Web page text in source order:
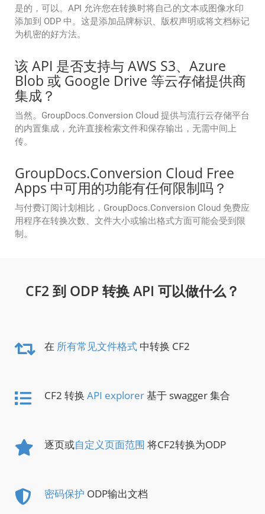
是的，可以。API 允许您在转换时将自己的文本或图像水印
添加到 ODP 中。这是添加品牌标识、版权声明或将文档标记
为机密的好方法。
该 API 是否支持与 AWS S3、Azure
Blob 或 Google Drive 等云存储提供商
集成？
当然。GroupDocs.Conversion Cloud 提供与流行云存储平台
的内置集成，允许直接检索文件和保存输出，无需中间上
传。
GroupDocs.Conversion Cloud Free
Apps 中可用的功能有任何限制吗？
与付费订阅计划相比，GroupDocs.Conversion Cloud 免费应
用程序在转换次数、文件大小或输出格式方面可能会受到限
制。
CF2 到 ODP 转换 API 可以做什么？
在 所有常见文件格式 中转换 CF2
CF2 转换 API explorer基于 swagger 集合
逐页或自定义页面范围 将CF2转换为ODP
密码保护 ODP输出文档